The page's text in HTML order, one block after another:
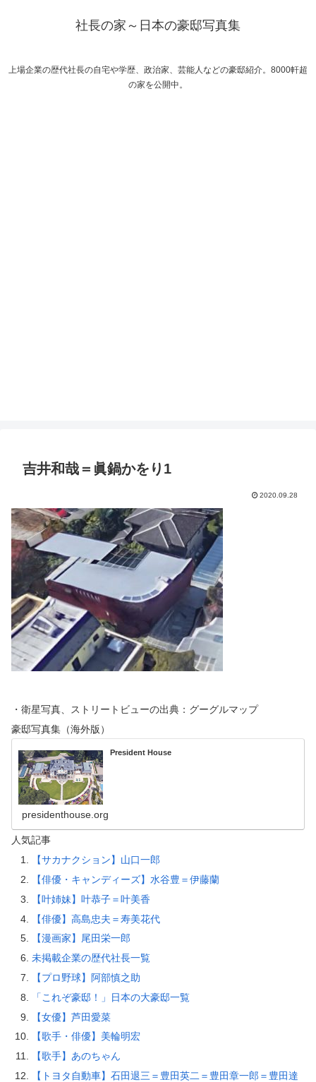
社長の家～日本の豪邸写真集
上場企業の歴代社長の自宅や学歴、政治家、芸能人などの豪邸紹介。8000軒超
の家を公開中。
吉井和哉＝眞鍋かをり1
2020.09.28
・衛星写真、ストリートビューの出典：グーグルマップ
豪邸写真集（海外版）
President House
presidenthouse.org
人気記事
【サカナクション】山口一郎
【俳優・キャンディーズ】水谷豊＝伊藤蘭
【叶姉妹】叶恭子＝叶美香
【俳優】高島忠夫＝寿美花代
【漫画家】尾田栄一郎
未掲載企業の歴代社長一覧
【プロ野球】阿部慎之助
「これぞ豪邸！」日本の大豪邸一覧
【女優】芦田愛菜
【歌手・俳優】美輪明宏
【歌手】あのちゃん
【トヨタ自動車】石田退三＝豊田英二＝豊田章一郎＝豊田達